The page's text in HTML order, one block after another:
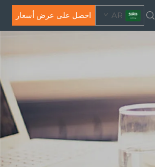
AR احصل على عرض أسعار